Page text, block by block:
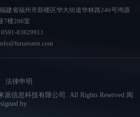
建省福州市鼓楼区华大街道华林路246号鸿源
7楼206室
83829911
法律申明
派信息科技有限公司. All Rights Reserved.闽
by.